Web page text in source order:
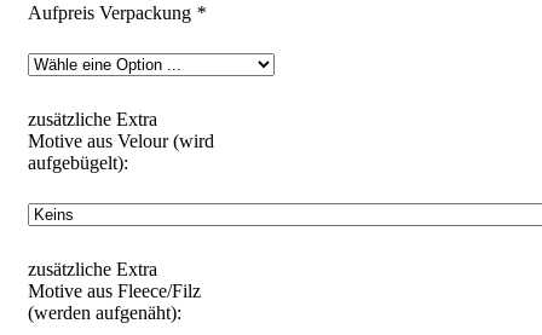
Aufpreis Verpackung *
zusätzliche Extra
Motive aus Velour (wird
aufgebügelt):
zusätzliche Extra
Motive aus Fleece/Filz
(werden aufgenäht):